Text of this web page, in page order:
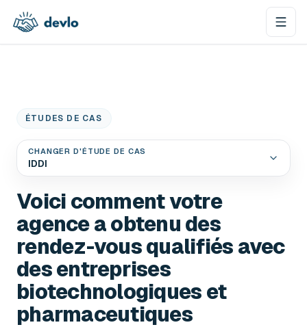
ÉTUDES DE CAS
CHANGER D'ÉTUDE DE CAS
IDDI
Voici comment votre
agence a obtenu des
rendez-vous qualifiés avec
des entreprises
biotechnologiques et
pharmaceutiques